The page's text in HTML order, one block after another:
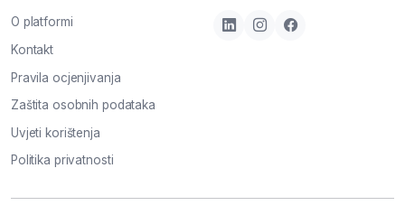
O platformi
Kontakt
Pravila ocjenjivanja
Zaštita osobnih podataka
Uvjeti korištenja
Politika privatnosti